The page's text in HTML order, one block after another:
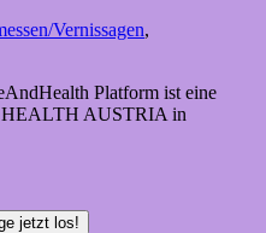
Vernissagen,
Platform ist eine
HEALTH AUSTRIA in
jetzt los!